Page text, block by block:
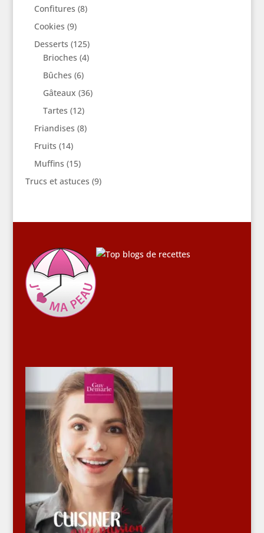
Confitures (8)
Cookies (9)
Desserts (125)
Brioches (4)
Bûches (6)
Gâteaux (36)
Tartes (12)
Friandises (8)
Fruits (14)
Muffins (15)
Trucs et astuces (9)